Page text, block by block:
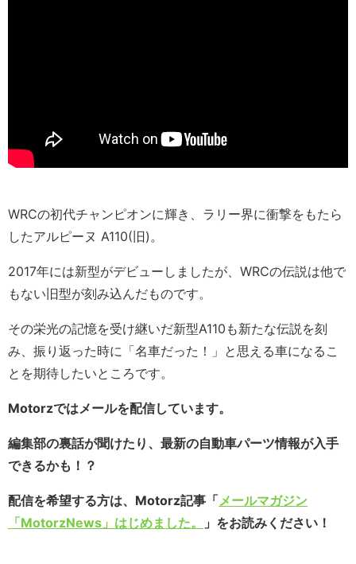
WRCの初代チャンピオンに輝き、ラリー界に衝撃をもたら
したアルピーヌ A110(旧)。
2017年には新型がデビューしましたが、WRCの伝説は他で
もない旧型が刻み込んだものです。
その栄光の記憶を受け継いだ新型A110も新たな伝説を刻
み、振り返った時に「名車だった！」と思える車になるこ
とを期待したいところです。
Motorzではメールを配信しています。
編集部の裏話が聞けたり、最新の自動車パーツ情報が入手
できるかも！？
配信を希望する方は、Motorz記事「 メールマガジン
「MotorzNews」はじめました。
」をお読みください！